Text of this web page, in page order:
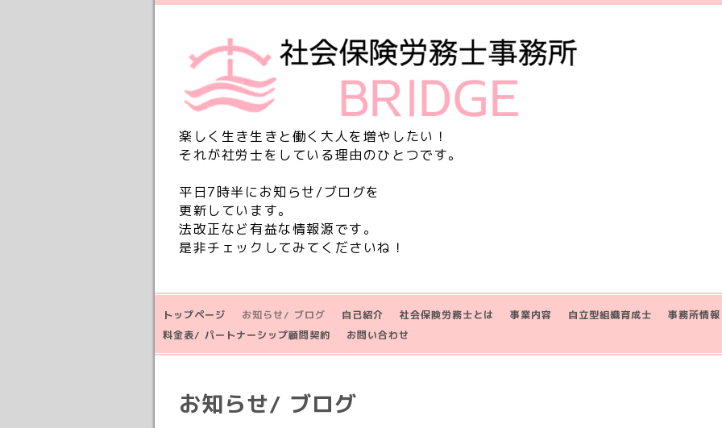
楽しく生き生きと働く大人を増やしたい！
それが社労士をしている理由のひとつです。
平日7時半にお知らせ/ブログを
更新しています。
法改正など有益な情報源です。
是非チェックしてみてくださいね！
トップページ お知らせ/ ブログ 自己紹介 社会保険労務士とは 事業内容 自立型組織育成士
事務所情報
料金表/ パートナーシップ顧問契約
お問い合わせ
お知らせ/ ブログ